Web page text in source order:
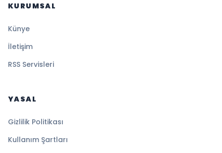
KURUMSAL
Künye
İletişim
RSS Servisleri
YASAL
Gizlilik Politikası
Kullanım Şartları